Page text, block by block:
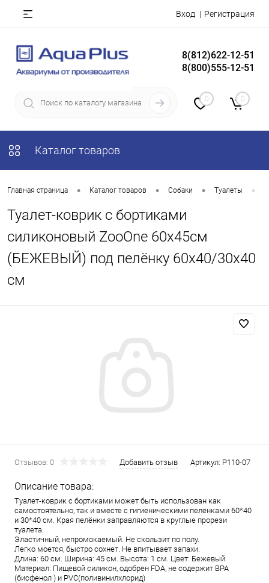
Вход Регистрация
8(812)622-12-51
8(800)555-12-51
0 0
Каталог товаров
Главная страница • Каталог товаров • Собаки • Туалеты •
Туалет-коврик с бортиками
силиконовый ZooOne 60х45см
(БЕЖЕВЫЙ) под пелёнку 60х40/30х40
см
Отзывов: 0 Добавить отзыв Артикул: P110-07
Описание товара:
Туалет-коврик с бортиками может быть использован как
самостоятельно, так и вместе с гигиеническими пелёнками 60*40
и 30*40 см. Края пелёнки заправляются в круглые прорези
туалета.
Эластичный, непромокаемый. Не скользит по полу.
Легко моется, быстро сохнет. Не впитывает запахи.
Длина: 60 см. Ширина: 45 см. Высота: 1 см. Цвет: Бежевый.
Материал: Пищевой силикон, одобрен FDA, не содержит BPA
(бисфенол ) и PVC(поливинилхлорид)